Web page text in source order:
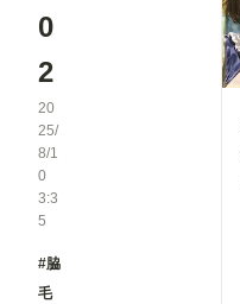
0
2
20
25/
8/1
0
3:3
5
#脇
毛